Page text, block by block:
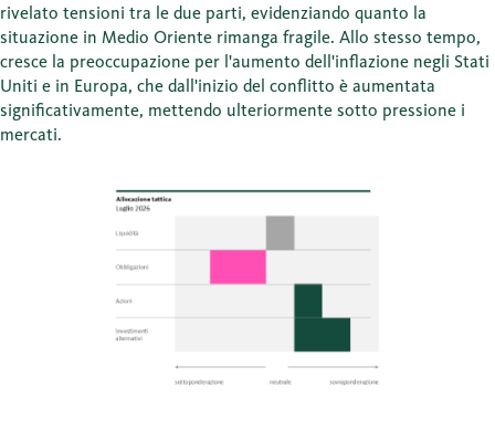
rivelato tensioni tra le due parti, evidenziando quanto la
situazione in Medio Oriente rimanga fragile. Allo stesso tempo,
cresce la preoccupazione per l'aumento dell'inflazione negli Stati
Uniti e in Europa, che dall'inizio del conflitto è aumentata
significativamente, mettendo ulteriormente sotto pressione i
mercati.